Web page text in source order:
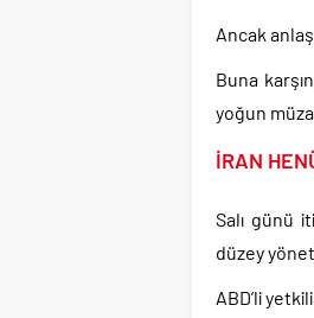
Ancak
Buna
yoğun
İRAN
Salı günü
düzey
ABD’li